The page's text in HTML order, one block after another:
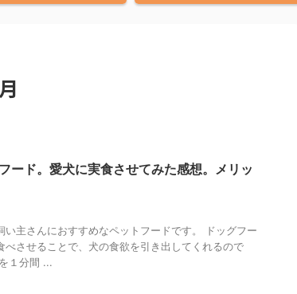
ード。愛犬に実食させてみた感想。メリッ
主さんにおすすめなペットフードです。 ドッグフー
べさせることで、犬の食欲を引き出してくれるので
１分間 ...